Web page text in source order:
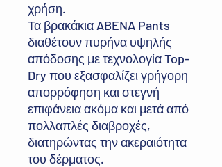
χρήση.
Τα βρακάκια ABENA Pants
διαθέτουν πυρήνα υψηλής
απόδοσης με τεχνολογία Top-
Dry που εξασφαλίζει γρήγορη
απορρόφηση και στεγνή
επιφάνεια ακόμα και μετά από
πολλαπλές διαβροχές,
διατηρώντας την ακεραιότητα
του δέρματος.